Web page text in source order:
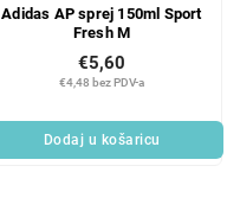
Adidas AP sprej 150ml Sport
Fresh M
€4,48 bez PDV-a
€5,60
Dodaj u košaricu